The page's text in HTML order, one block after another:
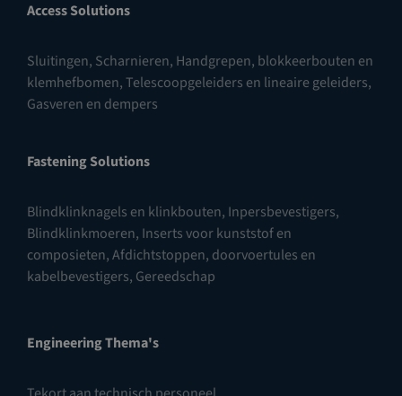
Access Solutions
Sluitingen, Scharnieren, Handgrepen, blokkeerbouten en
klemhefbomen,Telescoopgeleiders en lineaire geleiders,
Gasveren en dempers
Fastening Solutions
Blindklinknagels en klinkbouten, Inpersbevestigers,
Blindklinkmoeren, Inserts voor kunststof en
composieten,Afdichtstoppen, doorvoertules en
kabelbevestigers, Gereedschap
Engineering Thema's